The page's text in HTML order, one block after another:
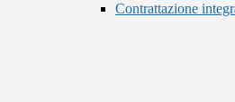
Contrattazione